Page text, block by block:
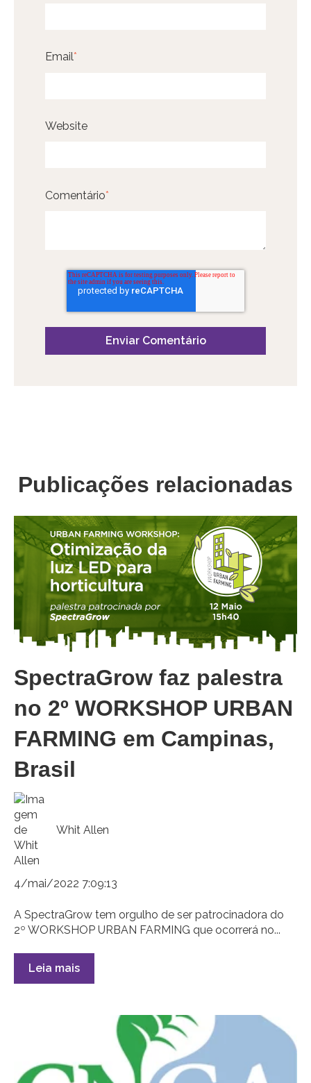
Email*
Website
Comentário*
Publicações relacionadas
SpectraGrow faz palestra
no 2º WORKSHOP URBAN
FARMING em Campinas,
Brasil
Whit Allen
4/mai/2022 7:09:13
A SpectraGrow tem orgulho de ser patrocinadora do
2º WORKSHOP URBAN FARMING que ocorrerá no...
Leia mais